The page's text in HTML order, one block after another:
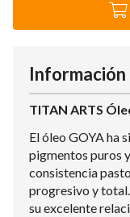
Información
TITAN ARTS
El óleo GOYA ha
pigmentos puros
consistencia
progresivo y
su excelente